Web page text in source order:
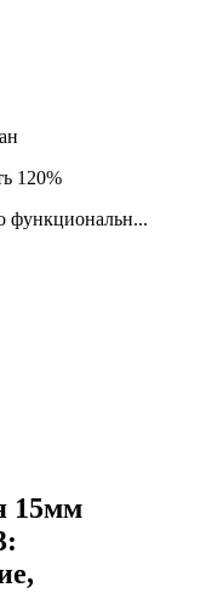
120%
функциональн...
15мм